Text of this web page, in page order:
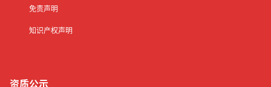
免责声明
知识产权声明
资质公示